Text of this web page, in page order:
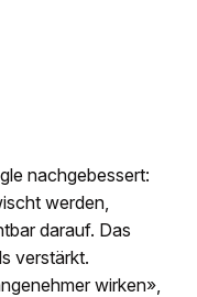
nachgebessert:
werden,
darauf. Das
verstärkt.
wirken»,